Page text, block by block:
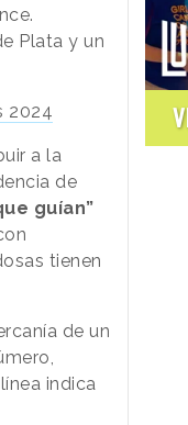
Plata y un
2024
a la
de
guían”
tienen
de un
indica